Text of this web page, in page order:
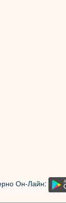
Он-Лайн: